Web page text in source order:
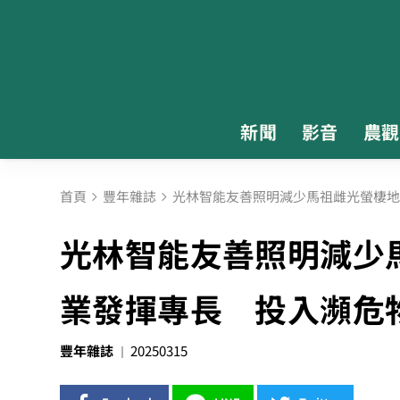
新聞 影音 農
首頁 豐年雜誌 光林智能友善照明減少馬祖雌光螢
光林智能友善照明減
業發揮專長 投入瀕危
豐年雜誌 20250315